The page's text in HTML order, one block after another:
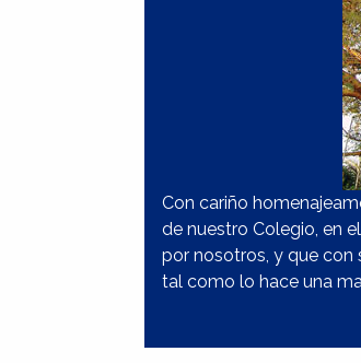
Con cariño
de nuestro Colegio, en
por nosotros, y que con
tal como lo hace una